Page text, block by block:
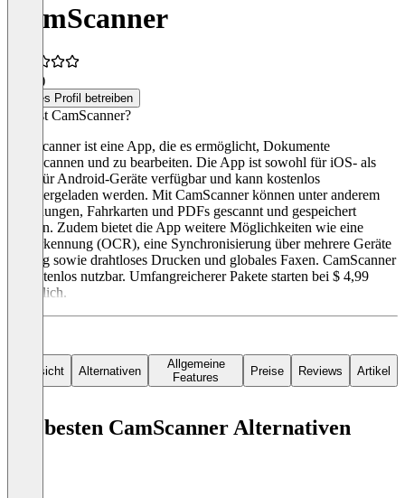
CamScanner
(1)
Dieses Profil betreiben
Was ist CamScanner?
CamScanner ist eine App, die es ermöglicht, Dokumente
einzuscannen und zu bearbeiten. Die App ist sowohl für iOS- als
auch für Android-Geräte verfügbar und kann kostenlos
heruntergeladen werden. Mit CamScanner können unter anderem
Rechnungen, Fahrkarten und PDFs gescannt und gespeichert
werden. Zudem bietet die App weitere Möglichkeiten wie eine
Texterkennung (OCR), eine Synchronisierung über mehrere Geräte
hinweg sowie drahtloses Drucken und globales Faxen. CamScanner
ist kostenlos nutzbar. Umfangreicherer Pakete starten bei $ 4,99
monatlich.
Übersicht Alternativen
Allgemeine
Features
Preise Reviews Artikel
Die besten CamScanner Alternativen